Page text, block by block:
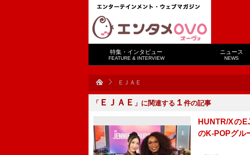
特集・インタビュー
FEATURE & INTERVIEW
ニュース
NEWS
ＥＪＡＥ
「 ＥＪＡＥ 」に関連する １ 件の記事
HUNTR/Xの
のK-POPグル